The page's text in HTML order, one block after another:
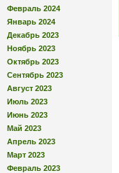
Февраль 2024
Январь 2024
Декабрь 2023
Ноябрь 2023
Октябрь 2023
Сентябрь 2023
Август 2023
Июль 2023
Июнь 2023
Май 2023
Апрель 2023
Март 2023
Февраль 2023